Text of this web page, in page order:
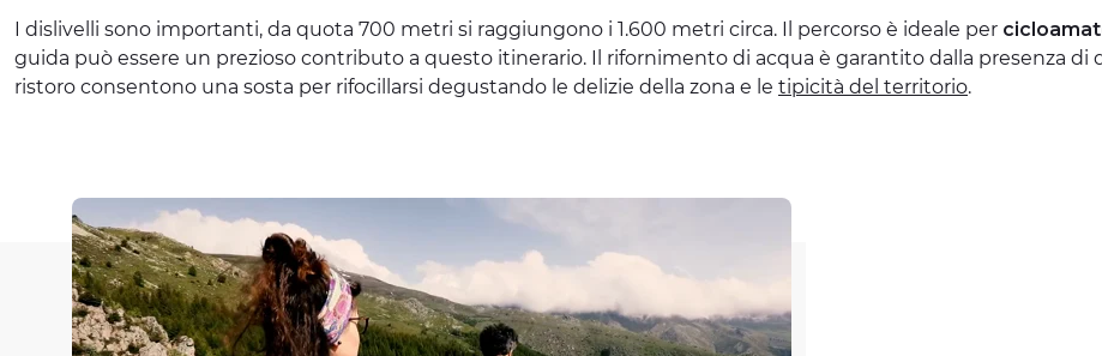
I dislivelli sono importanti, da quota 700 metri si raggiungono i 1.600 metri circa. Il percorso è ideale per
guida può essere un prezioso contributo a questo itinerario. Il rifornimento di acqua è garantito dalla presenza
ristoro consentono una sosta per rifocillarsi degustando le delizie della zona e le tipicità del territorio.